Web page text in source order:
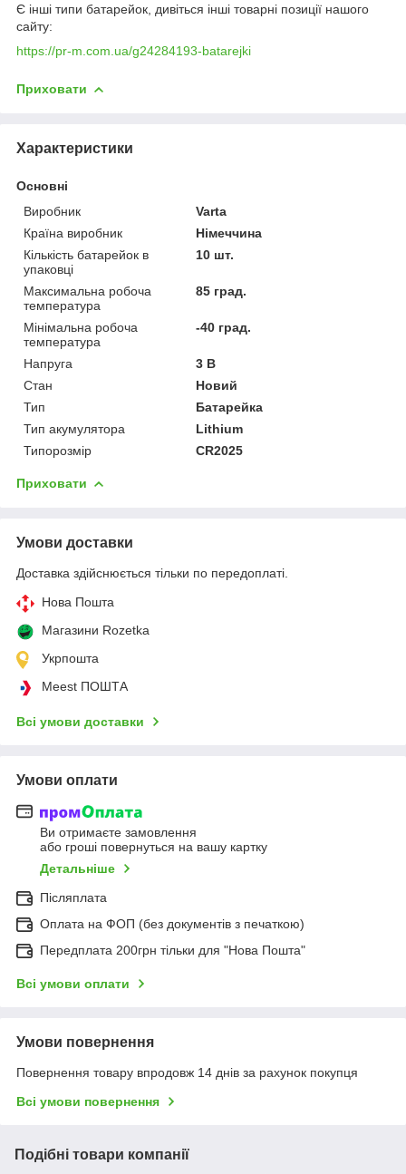
Є інші типи батарейок, дивіться інші товарні позиції нашого
сайту:
https://pr-m.com.ua/g24284193-batarejki
Приховати
Характеристики
Основні
Виробник
Varta
Країна виробник
Німеччина
Кількість батарейок в
упаковці
10 шт.
Максимальна робоча
температура
85 град.
Мінімальна робоча
температура
-40 град.
Напруга
3 В
Стан
Новий
Тип
Батарейка
Тип акумулятора
Lithium
Типорозмір
CR2025
Приховати
Умови доставки
Доставка здійснюється тільки по передоплаті.
Нова Пошта
Магазини Rozetka
Укрпошта
Meest ПОШТА
Всі умови доставки
Умови оплати
Ви отримаєте замовлення
або гроші повернуться на вашу картку
Детальніше
Післяплата
Оплата на ФОП (без документів з печаткою)
Передплата 200грн тільки для "Нова Пошта"
Всі умови оплати
Умови повернення
Повернення товару впродовж 14 днів за рахунок покупця
Всі умови повернення
Подібні товари компанії